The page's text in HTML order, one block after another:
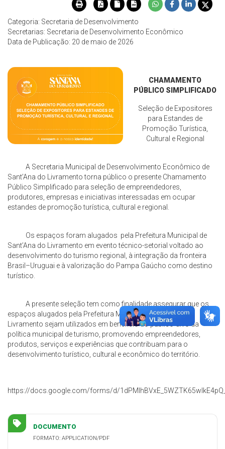
Categoria: Secretaria de Desenvolvimento
Secretarias: Secretaria de Desenvolvimento Econômico
Data de Publicação: 20 de maio de 2026
CHAMAMENTO
PÚBLICO SIMPLIFICADO
Seleção de Expositores
para Estandes de
Promoção Turística,
Cultural e Regional
A Secretaria Municipal de Desenvolvimento Econômico de
Sant’Ana do Livramento torna público o presente Chamamento
Público Simplificado para seleção de empreendedores,
produtores, empresas e iniciativas interessadas em ocupar
estandes de promoção turística, cultural e regional.
Os espaços foram alugados pela Prefeitura Municipal de
Sant’Ana do Livramento em evento técnico-setorial voltado ao
desenvolvimento do turismo regional, à integração da fronteira
Brasil–Uruguai e à valorização do Pampa Gaúcho como destino
turístico.
A presente seleção tem como finalidade assegurar que os
espaços alugados pela Prefeitura Municipal de Sant’Ana do
Livramento sejam utilizados em benefício do público-alvo da
política municipal de turismo, promovendo empreendedores,
produtos, serviços e experiências que contribuam para o
desenvolvimento turístico, cultural e econômico do território.
https://docs.google.com/forms/d/
DOCUMENTO
FORMATO: APPLICATION/PDF